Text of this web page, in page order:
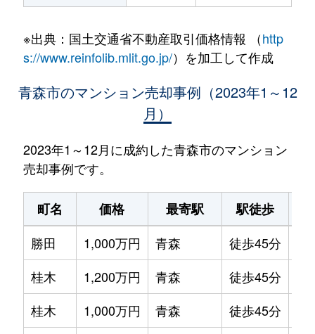
※出典：国土交通省不動産取引価格情報 （http
s://www.reinfolib.mlit.go.jp/）を加工して作成
青森市のマンション売却事例（2023年1～12
月）
2023年1～12月に成約した青森市のマンション
売却事例です。
町名 価格 最寄駅 駅徒歩
勝田
1,000万円 青森 徒歩45分
桂木
1,200万円 青森 徒歩45分
桂木
1,000万円 青森 徒歩45分